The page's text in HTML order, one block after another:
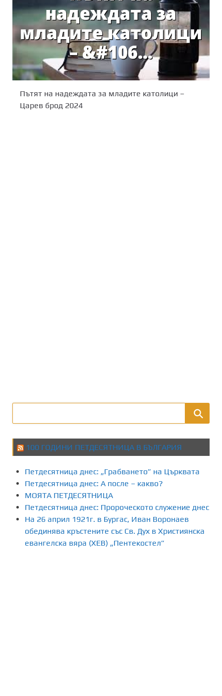
Пътят на надеждата за младите католици –
Царев брод 2024
100 ГОДИНИ ПЕТДЕСЯТНИЦА В БЪЛГАРИЯ
Петдесятница днес: „Грабването” на Църквата
Петдесятница днес: А после – какво?
МОЯТА ПЕТДЕСЯТНИЦА
Петдесятница днес: Пророческото служение днес
На 26 април 1921г. в Бургас, Иван Воронаев
обединява кръстените със Св. Дух в Християнска
евангелска вяра (ХЕВ) „Пентекостел”